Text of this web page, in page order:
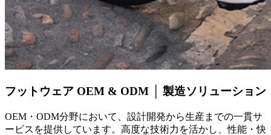
フットウェア OEM & ODM │ 製造ソリューション
OEM・ODM分野において、設計開発から生産までの一貫サ
ービスを提供しています。高度な技術力を活かし、性能・快